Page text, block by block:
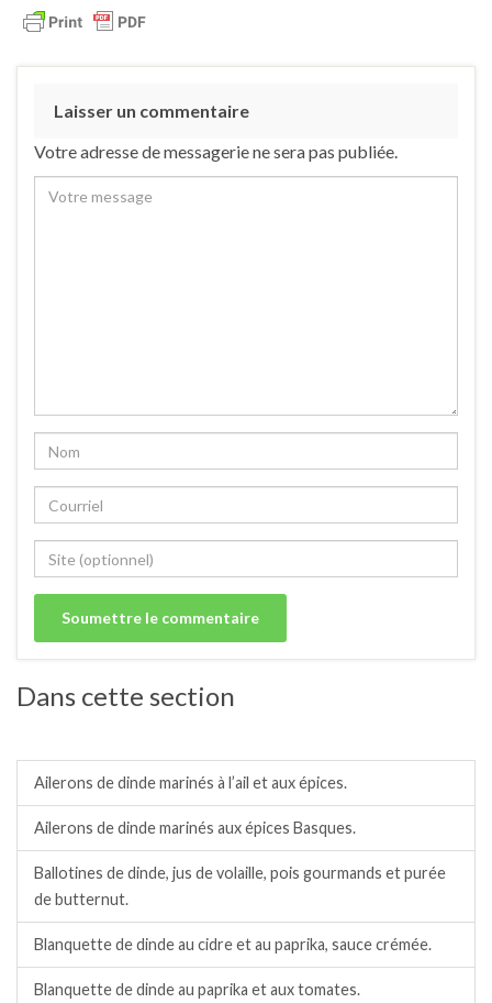
Laisser un commentaire
Votre adresse de messagerie ne sera pas publiée.
Dans cette section
Ailerons de dinde marinés à l’ail et aux épices.
Ailerons de dinde marinés aux épices Basques.
Ballotines de dinde, jus de volaille, pois gourmands et purée
de butternut.
Blanquette de dinde au cidre et au paprika, sauce crémée.
Blanquette de dinde au paprika et aux tomates.